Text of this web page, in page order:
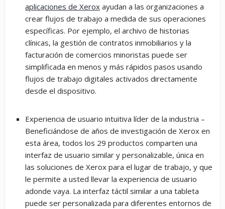
aplicaciones de Xerox ayudan a las organizaciones a
crear flujos de trabajo a medida de sus operaciones
específicas. Por ejemplo, el archivo de historias
clínicas, la gestión de contratos inmobiliarios y la
facturación de comercios minoristas puede ser
simplificada en menos y más rápidos pasos usando
flujos de trabajo digitales activados directamente
desde el dispositivo.
Experiencia de usuario intuitiva líder de la industria –
Beneficiándose de años de investigación de Xerox en
esta área, todos los 29 productos comparten una
interfaz de usuario similar y personalizable, única en
las soluciones de Xerox para el lugar de trabajo, y que
le permite a usted llevar la experiencia de usuario
adonde vaya. La interfaz táctil similar a una tableta
puede ser personalizada para diferentes entornos de